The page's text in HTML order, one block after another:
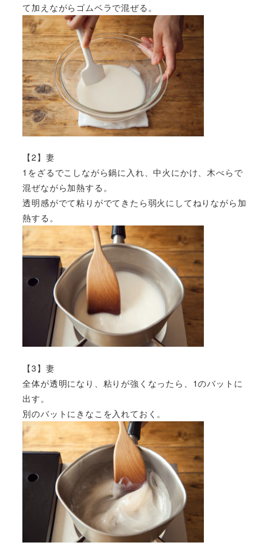
て加えながらゴムベラで混ぜる。
【2】妻
1をざるでこしながら鍋に入れ、中火にかけ、木べらで
混ぜながら加熱する。
透明感がでて粘りがでてきたら弱火にしてねりながら加
熱する。
【3】妻
全体が透明になり、粘りが強くなったら、1のバットに
出す。
別のバットにきなこを入れておく。